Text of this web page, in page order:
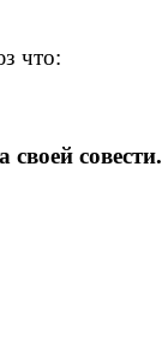
что:
совести.